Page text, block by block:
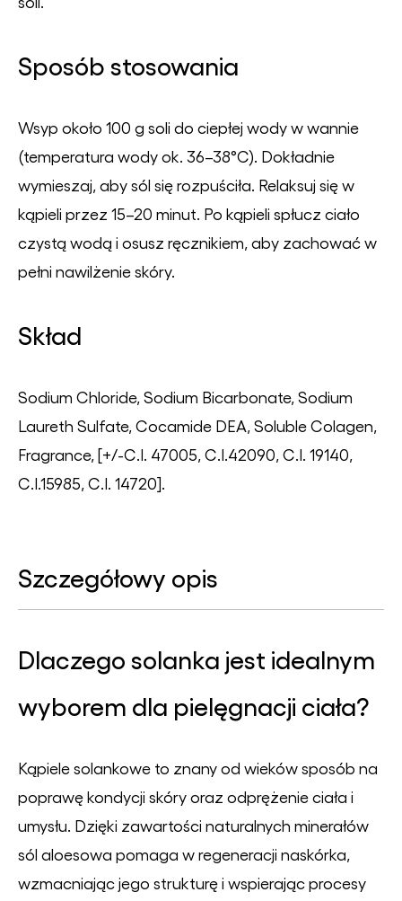
Sposób stosowania
Wsyp około 100 g soli do ciepłej wody w wannie
(temperatura wody ok. 36–38°C). Dokładnie
wymieszaj, aby sól się rozpuściła. Relaksuj się w
kąpieli przez 15–20 minut. Po kąpieli spłucz ciało
czystą wodą i osusz ręcznikiem, aby zachować w
pełni nawilżenie skóry.
Skład
Sodium Chloride, Sodium Bicarbonate, Sodium
Laureth Sulfate, Cocamide DEA, Soluble Colagen,
Fragrance, [+/-C.I. 47005, C.I.42090, C.I. 19140,
C.I.15985, C.I. 14720].
Szczegółowy opis
Dlaczego solanka jest idealnym
wyborem dla pielęgnacji ciała?
Kąpiele solankowe to znany od wieków sposób na
poprawę kondycji skóry oraz odprężenie ciała i
umysłu. Dzięki zawartości naturalnych minerałów
sól aloesowa pomaga w regeneracji naskórka,
wzmacniając jego strukturę i wspierając procesy